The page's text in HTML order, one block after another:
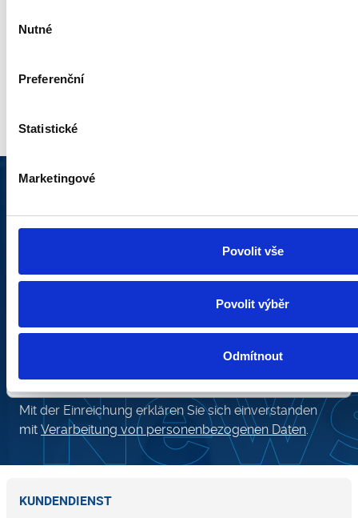
souhlasu
Nutné
Preferenční
Statistické
Marketingové
Povolit vše
Povolit výběr
Odmítnout
UNSEREN NEWSLETTER AN
Sie erhalten als Erster Zugang zu allen neuen
Kollektionen und Sonderangeboten.
Anmeldung zum Newsletter
OK
Mit der Einreichung erklären Sie sich einverstanden
mit Verarbeitung von personenbezogenen Daten.
KUNDENDIENST